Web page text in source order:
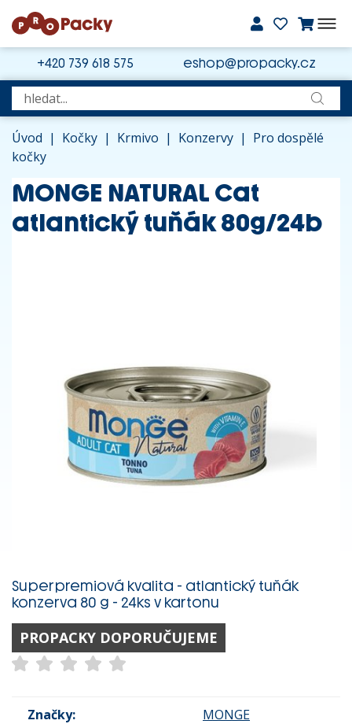
+420 739 618 575 eshop@propacky.cz
Úvod | Kočky | Krmivo | Konzervy | Pro dospělé
kočky
MONGE NATURAL Cat
atlantický tuňák 80g/24b
Superpremiová kvalita - atlantický tuňák
konzerva 80 g - 24ks v kartonu
PROPACKY DOPORUČUJEME
Značky: MONGE